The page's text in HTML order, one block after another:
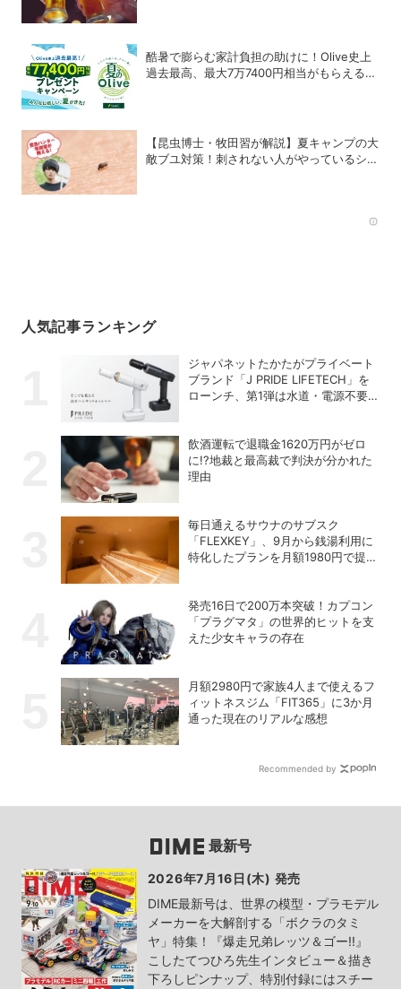
酷暑で膨らむ家計負担の助けに！Olive史上
過去最高、最大7万7400円相当がもらえる
【昆虫博士・牧田習が解説】夏キャンプの大
敵ブユ対策！刺されない人がやっているシン
人気記事ランキング
ジャパネットたかたがプライベート
ブランド「J PRIDE LIFETECH」を
ローンチ、第1弾は水道・電源不要
飲酒運転で退職金1620万円がゼロ
に!?地裁と最高裁で判決が分かれた
理由
毎日通えるサウナのサブスク
「FLEXKEY」、9月から銭湯利用に
特化したプランを月額1980円で提供
発売16日で200万本突破！カプコン
「プラグマタ」の世界的ヒットを支
えた少女キャラの存在
月額2980円で家族4人まで使えるフ
ィットネスジム「FIT365」に3か月
通った現在のリアルな感想
Recommended by
最新号
2026年7月16日(木) 発売
DIME最新号は、世界の模型・プラモデル
メーカーを大解剖する「ボクラのタミ
ヤ」特集！『爆走兄弟レッツ＆ゴー!!』
こしたてつひろ先生インタビュー＆描き
下ろしピンナップ、特別付録にはスチー